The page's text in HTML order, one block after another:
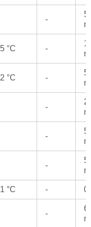
-
°C -
°C -
-
-
-
°C - 0
-